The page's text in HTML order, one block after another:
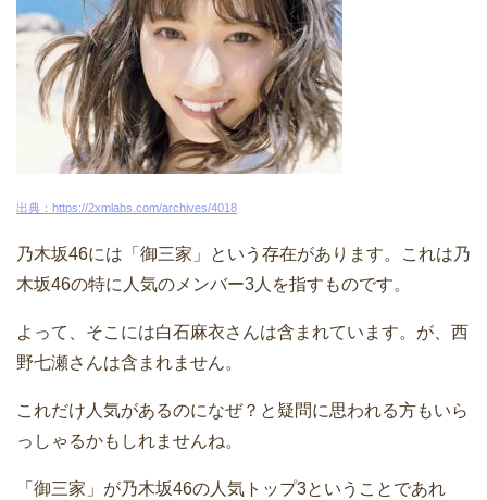
出典：https://2xmlabs.com/archives/4018
乃木坂46には「御三家」という存在があります。これは乃
木坂46の特に人気のメンバー3人を指すものです。
よって、そこには白石麻衣さんは含まれています。が、西
野七瀬さんは含まれません。
これだけ人気があるのになぜ？と疑問に思われる方もいら
っしゃるかもしれませんね。
「御三家」が乃木坂46の人気トップ3ということであれ